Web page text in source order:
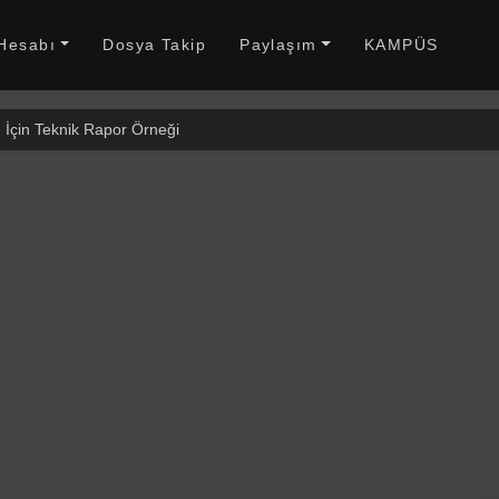
Dosya Takip Paylaşım KAMPÜS
İçin Teknik Rapor Örneği